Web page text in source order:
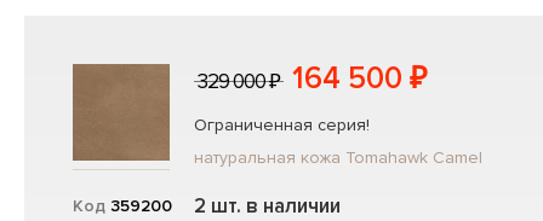
Код 359200
329 000 ₽ 164 500 ₽
Ограниченная серия!
натуральная кожа Tomahawk Camel
2 шт. в наличии